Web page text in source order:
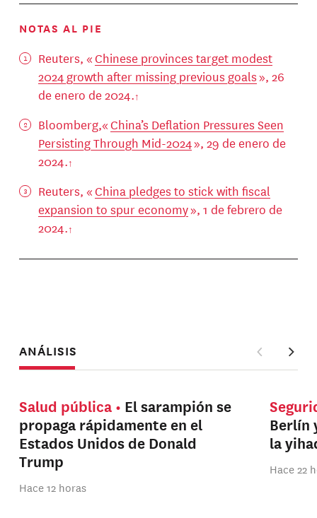
NOTAS AL PIE
Reuters, «Chinese provinces target modest
2024 growth after missing previous goals», 26
de enero de 2024.
Bloomberg,«China’s Deflation Pressures Seen
Persisting Through Mid-2024», 29 de enero de
2024.
Reuters, «China pledges to stick with fiscal
expansion to spur economy», 1 de febrero de
2024.
ANÁLISIS
Salud pública
El sarampión se
propaga rápidamente en el
Estados Unidos de Donald
Trump
Hace 12 horas
Berlín
la
Hace 22